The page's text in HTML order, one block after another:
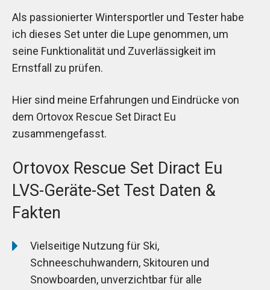
Als passionierter Wintersportler und Tester habe
ich dieses Set unter die Lupe genommen, um
seine Funktionalität und Zuverlässigkeit im
Ernstfall zu prüfen.
Hier sind meine Erfahrungen und Eindrücke von
dem Ortovox Rescue Set Diract Eu
zusammengefasst.
Ortovox Rescue Set Diract Eu
LVS-Geräte-Set Test Daten &
Fakten
Vielseitige Nutzung für Ski,
Schneeschuhwandern, Skitouren und
Snowboarden, unverzichtbar für alle